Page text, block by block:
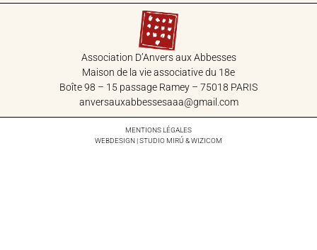
Association D’Anvers aux Abbesses
Maison de la vie associative du 18‎e
Boîte 98 – 15 passage Ramey – 75018 PARIS
anversauxabbessesaaa@gmail.com
MENTIONS LÉGALES
WEBDESIGN | STUDIOMIRÚ &WIZICOM